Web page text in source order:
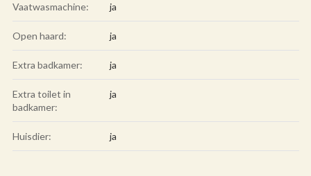
Vaatwasmachine: ja
Open haard: ja
Extra badkamer: ja
Extra toilet in
badkamer:
ja
Huisdier: ja